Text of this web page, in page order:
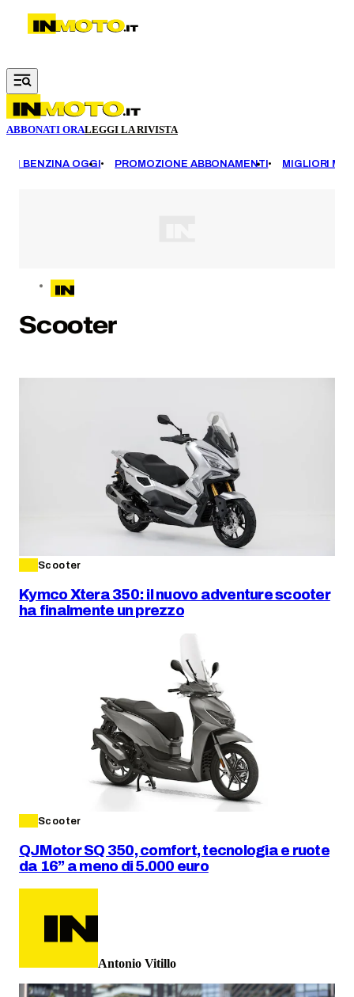
Vai al contenuto principale
ABBONATI ORALEGGI LA RIVISTA
BENZINA OGGI PROMOZIONE ABBONAMENTI MIGLIORI
Scooter
Scooter
Kymco Xtera 350: il nuovo adventure scooter
ha finalmente un prezzo
Scooter
QJMotor SQ 350, comfort, tecnologia e ruote
da 16” a meno di 5.000 euro
Antonio Vitillo